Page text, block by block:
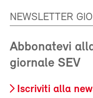
NEWSLETTER
Abbonatevi
giornale SEV
Iscriviti alla